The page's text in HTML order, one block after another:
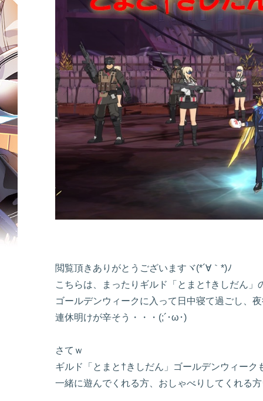
閲覧頂きありがとうございますヾ(*´∀｀*)ﾉ
こちらは、まったりギルド「とまと†きしだん」
ゴールデンウィークに入って日中寝て過ごし、
連休明けが辛そう・・・(;´･ω･)
さてｗ
ギルド「とまと†きしだん」ゴールデンウィー
一緒に遊んでくれる方、おしゃべりしてくれる